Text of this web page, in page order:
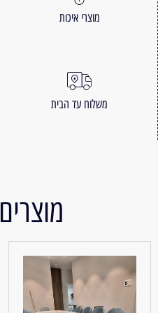
מוצרי איכות
משלוח עד הבית